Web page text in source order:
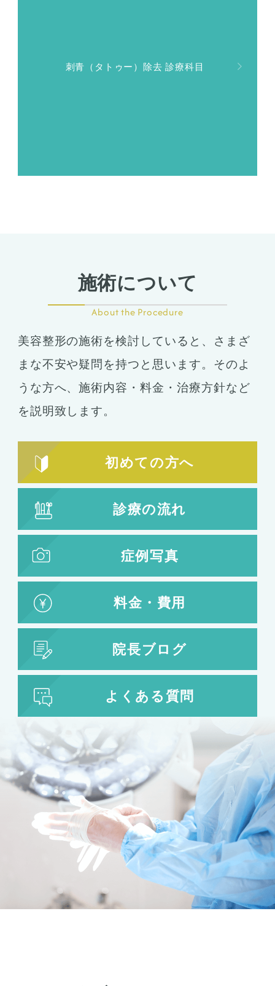
刺青（タトゥー）除去 診療科目
施術について
About the Procedure
美容整形の施術を検討していると、さまざ
まな不安や疑問を持つと思います。そのよ
うな方へ、施術内容・料金・治療方針など
を説明致します。
初めての方へ
診療の流れ
症例写真
料金・費用
院長ブログ
よくある質問